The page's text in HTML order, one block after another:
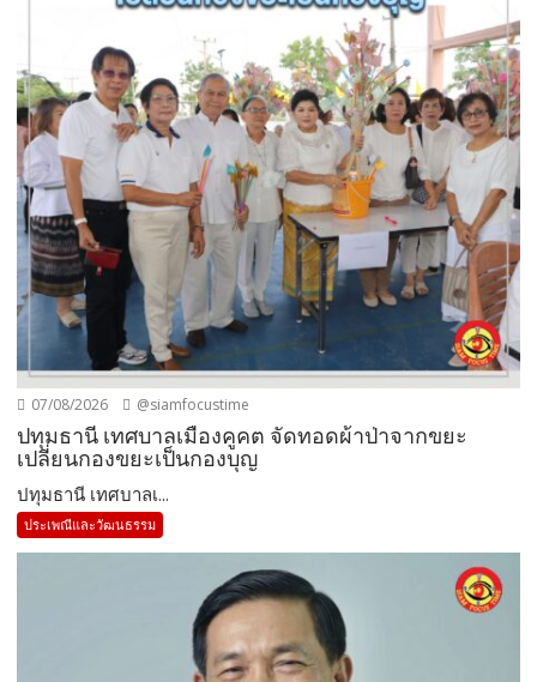
07/08/2026 @siamfocustime
ปทุมธานี เทศบาลเมืองคูคต จัดทอดผ้าป่าจากขยะ
เปลี่ยนกองขยะเป็นกองบุญ
ปทุมธานี เทศบาลเ...
ประเพณีและวัฒนธรรม